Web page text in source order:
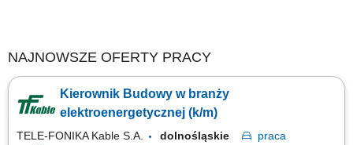
NAJNOWSZE OFERTY PRACY
Kierownik Budowy w branży
elektroenergetycznej (k/m)
TELE-FONIKA Kable S.A. dolnośląskie
praca